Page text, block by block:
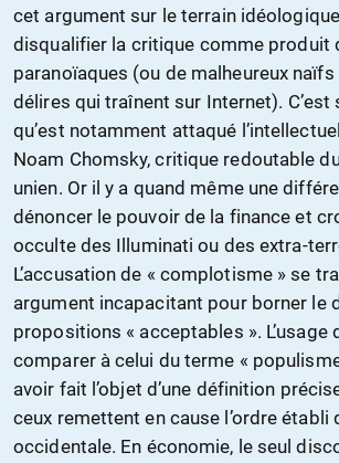
cet argument sur le terrain
disqualifier la critique comme produit
paranoïaques (ou de malheureux
délires qui traînent sur Internet). C’est
qu’est notamment attaqué
Noam Chomsky, critique redoutable
unien. Or il y a quand même une
dénoncer le pouvoir de la finance et
occulte des Illuminati ou des extra-
L’accusation de « complotisme » se
argument incapacitant pour borner le
propositions « acceptables ». L’usage
comparer à celui du terme «
avoir fait l’objet d’une définition
ceux remettent en cause l’ordre établi
occidentale. En économie, le seul